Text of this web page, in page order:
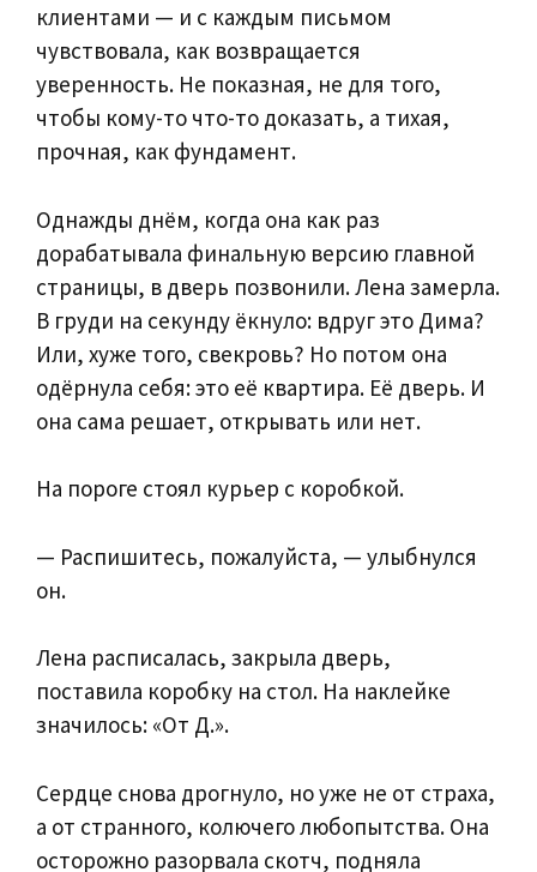
клиентами — и с каждым письмом
чувствовала, как возвращается
уверенность. Не показная, не для того,
чтобы кому-то что-то доказать, а тихая,
прочная, как фундамент.
Однажды днём, когда она как раз
дорабатывала финальную версию главной
страницы, в дверь позвонили. Лена замерла.
В груди на секунду ёкнуло: вдруг это Дима?
Или, хуже того, свекровь? Но потом она
одёрнула себя: это её квартира. Её дверь. И
она сама решает, открывать или нет.
На пороге стоял курьер с коробкой.
— Распишитесь, пожалуйста, — улыбнулся
он.
Лена расписалась, закрыла дверь,
поставила коробку на стол. На наклейке
значилось: «От Д.».
Сердце снова дрогнуло, но уже не от страха,
а от странного, колючего любопытства. Она
осторожно разорвала скотч, подняла